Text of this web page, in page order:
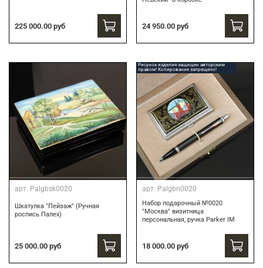
225 000.00 руб 24 950.00 руб
арт. Palgbsk0020
Шкатулка "Пейзаж" (Ручная
роспись Палех)
25 000.00 руб
Рисунок изделия защищен авторским
правом! Копирование запрещено!
арт. Palgbn0020
Набор подарочный №0020
"Москва" визитница
персональная, ручка Parker IM
18 000.00 руб